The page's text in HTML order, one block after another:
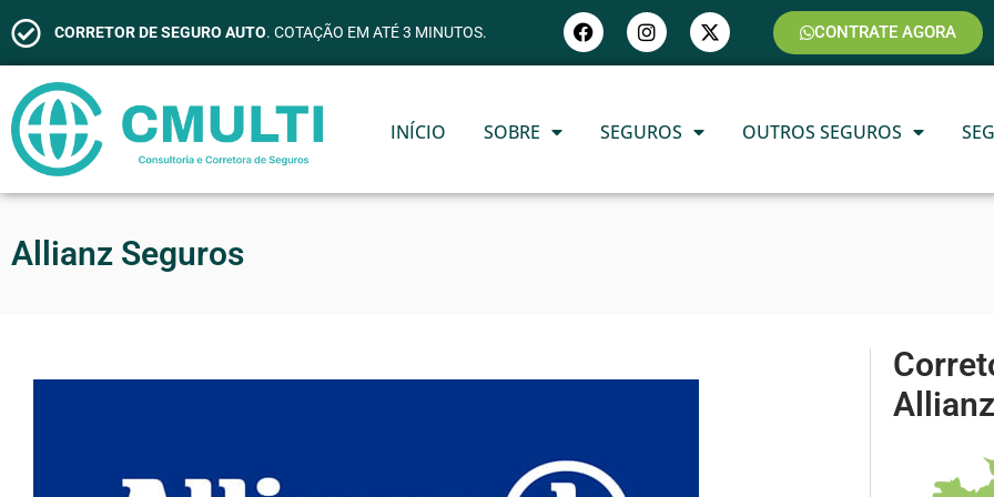
CORRETOR DE SEGURO AUTO. COTAÇÃO EM ATÉ 3 MINUTOS. CONTRATE AGORA
INÍCIO SOBRE SEGUROS OUTROS SEGUROS
Allianz Seguros